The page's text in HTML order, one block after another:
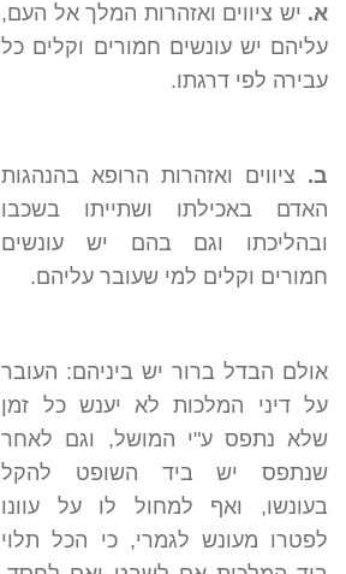
א. יש ציווים ואזהרות המלך אל העם,
עליהם יש עונשים חמורים וקלים כל
עבירה לפי דרגתו.
ב. ציווים ואזהרות הרופא בהנהגות
האדם באכילתו ושתייתו בשכבו
ובהליכתו וגם בהם יש עונשים
חמורים וקלים למי שעובר עליהם.
אולם הבדל ברור יש ביניהם: העובר
על דיני המלכות לא יענש כל זמן
שלא נתפס ע"י המושל, וגם לאחר
שנתפס יש ביד השופט להקל
בעונשו, ואף למחול לו על עוונו
לפטרו מעונש לגמרי, כי הכל תלוי